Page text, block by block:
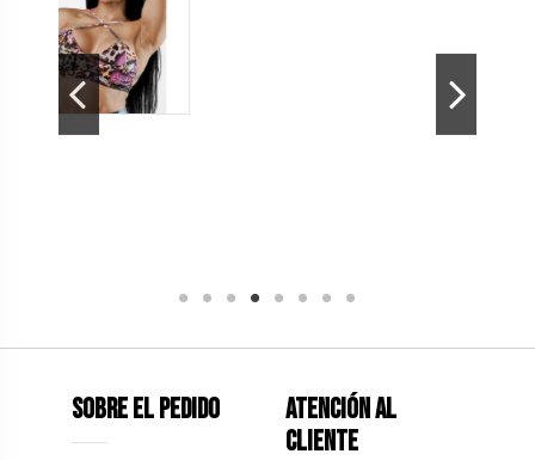
Sobre el pedido
Atención al
Cliente